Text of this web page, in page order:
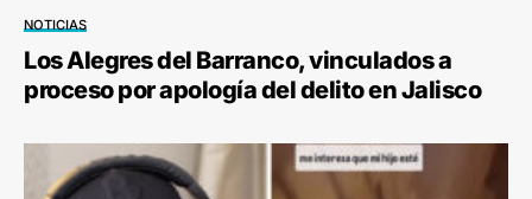
NOTICIAS
Los Alegres del Barranco, vinculados a
proceso por apología del delito en Jalisco